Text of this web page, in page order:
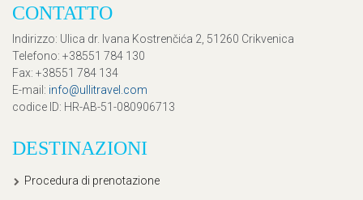
CONTATTO
Indirizzo: Ulica dr. Ivana Kostrenčića 2, 51260 Crikvenica
Telefono: +38551 784 130
Fax: +38551 784 134
E-mail: info@ullitravel.com
codice ID: HR-AB-51-080906713
DESTINAZIONI
Procedura di prenotazione